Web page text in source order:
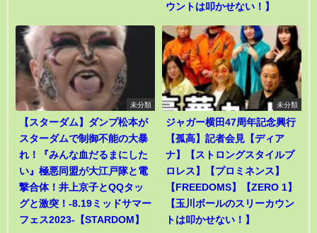
ウントは叩かせない！】
未分類
【スターダム】ダンプ松本が
スターダムで制御不能の大暴
れ！『みんな血だるまにした
い』極悪同盟が大江戸隊と電
撃合体！井上京子とQQタッ
グと激突！-8.19ミッドサマー
フェス2023-【STARDOM】
未分類
ジャガー横田47周年記念興行
【孤高】記者会見【ディア
ナ】【ストロングスタイルプ
ロレス】【プロミネンス】
【FREEDOMS】【ZERO 1】
【玉川ボールのスリーカウン
トは叩かせない！】